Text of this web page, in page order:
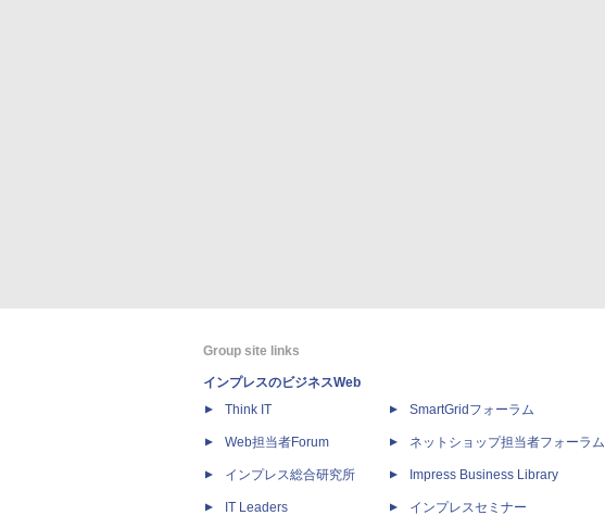
Group site links
インプレスのビジネスWeb
Think IT
Web担当者Forum
インプレス総合研究所
IT Leaders
SmartGridフォーラム
ネットショップ担当者フォーラム
Impress Business Library
インプレスセミナー